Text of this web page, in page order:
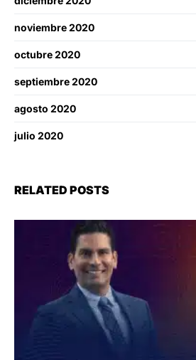
noviembre 2020
octubre 2020
septiembre 2020
agosto 2020
julio 2020
RELATED POSTS